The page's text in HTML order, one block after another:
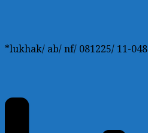
*lukhak/ ab/ nf/ 081225/ 11-048